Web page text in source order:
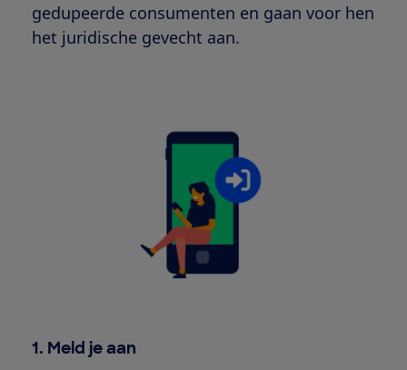
gedupeerde consumenten en gaan voor hen
het juridische gevecht aan.
1. Meld je aan